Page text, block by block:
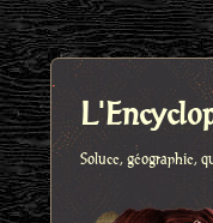
Soluce, géographie,